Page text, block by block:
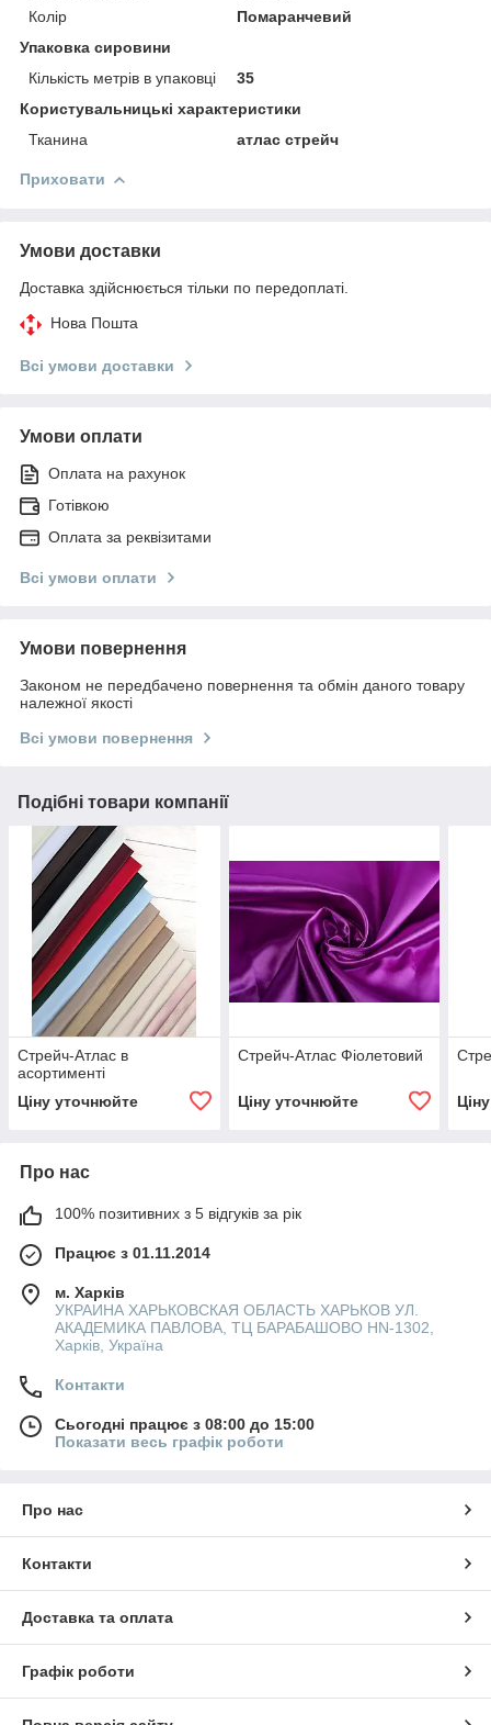
Колір
Помаранчевий
Упаковка сировини
Кількість метрів в упаковці
35
Користувальницькі характеристики
Тканина
атлас стрейч
Приховати
Умови доставки
Доставка здійснюється тільки по передоплаті.
Нова Пошта
Всі умови доставки
Умови оплати
Оплата на рахунок
Готівкою
Оплата за реквізитами
Всі умови оплати
Умови повернення
Законом не передбачено повернення та обмін даного товару
належної якості
Всі умови повернення
Подібні товари компанії
Стрейч-Атлас в
асортименті
Ціну уточнюйте
Стрейч-Атлас Фіолетовий
Ціну уточнюйте
Про нас
100% позитивних з 5 відгуків за рік
Працює з 01.11.2014
м. Харків
УКРАИНА ХАРЬКОВСКАЯ ОБЛАСТЬ ХАРЬКОВ УЛ.
АКАДЕМИКА ПАВЛОВА, ТЦ БАРАБАШОВО HN-1302,
Харків, Україна
Контакти
Сьогодні працює з 08:00 до 15:00
Показати весь графік роботи
Про нас
Контакти
Доставка та оплата
Графік роботи